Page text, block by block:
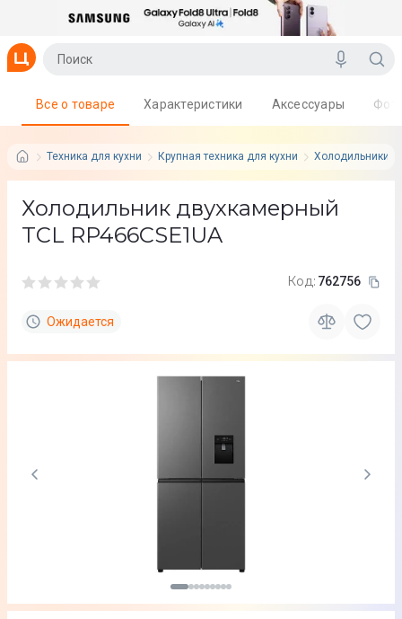
Техника для кухни Крупная техника для кухни Холодильники
Все о товаре Характеристики Аксессуары
Холодильник двухкамерный
TCL RP466CSE1UA
Код: 762756
Ожидается